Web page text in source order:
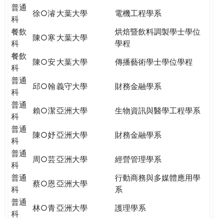
普通
科
徐○濬大葉大學
電機工程學系
餐飲
科
陳○寒 大葉大學
烘焙暨飲料調製學士學位
學程
餐飲
科
陳○安大葉大學
傳播藝術學士學位學程
普通
科
邱○翰義守大學
財務金融學系
普通
科
賴○潔亞洲大學
生物資訊與醫學工程學系
普通
科
陳○妤亞洲大學
財務金融學系
普通
科
周○芸亞洲大學
經營管理學系
普通
科
蔡○恩 亞洲大學
行動商務與多媒體應用學
系
普通
科
林○青亞洲大學
護理學系